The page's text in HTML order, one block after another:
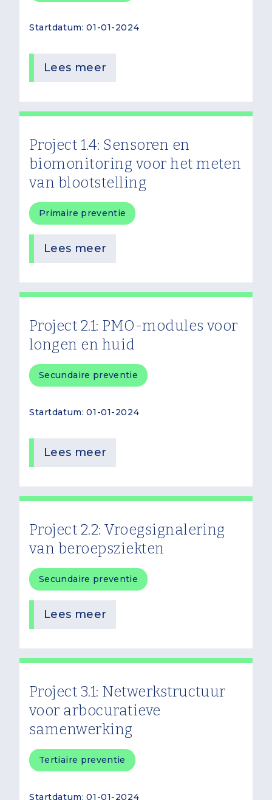
Startdatum 01-01-2024
Lees meer
Project 1.4: Sensoren en
biomonitoring voor het meten
van blootstelling
Primaire preventie
Lees meer
Project 2.1: PMO-modules voor
longen en huid
Secundaire preventie
Startdatum 01-01-2024
Lees meer
Project 2.2: Vroegsignalering
van beroepsziekten
Secundaire preventie
Lees meer
Project 3.1: Netwerkstructuur
voor arbocuratieve
samenwerking
Tertiaire preventie
Startdatum 01-01-2024